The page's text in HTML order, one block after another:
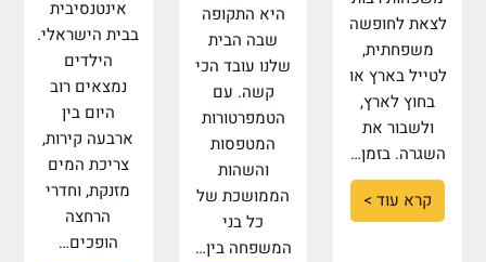
לצאת לחופשה
משפחתית,
לטייל בארץ או
בחוץ לארץ,
ולשבור את
השגרה. בזמן…
קרא עוד >
היא התקופה
שבה הבית
שלנו עובד הכי
קשה. עם
הטמפרטורות
המטפסות
והשהות
הממושכת של
כל בני
המשפחה בין…
אינטנסיבית
בבית הישראלי.
הילדים
נמצאים רוב
היום בין
ארבעה קירות,
צריכת המים
מזנקת, וחדרי
הרחצה
הופכים…